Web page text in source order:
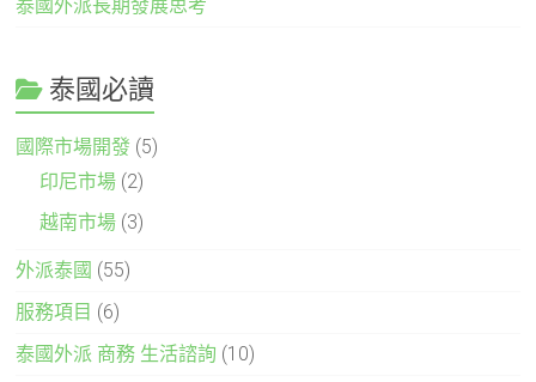
泰國外派長期發展思考
泰國必讀
國際市場開發 (5)
印尼市場 (2)
越南市場 (3)
外派泰國 (55)
服務項目 (6)
泰國外派 商務 生活諮詢 (10)